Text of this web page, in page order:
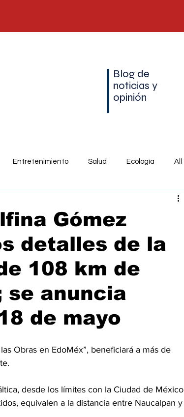
Blog de
noticias y
opinión
Entretenimiento Salud Ecología All
Gómez
detalles de la
108 km de
se anuncia
de mayo
Obras en EdoMéx”, beneficiará a más de
desde los límites con la Ciudad de México
equivalen a la distancia entre Naucalpan y